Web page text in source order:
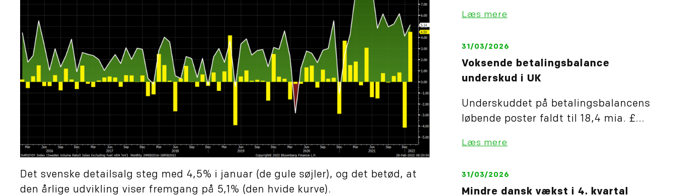
Det svenske detailsalg steg med 4,5% i januar (de gule søjler), og det betød, at
den årlige udvikling viser fremgang på 5,1% (den hvide kurve).
Læs mere
31/03/2026
Voksende betalingsbalance
underskud i UK
Underskuddet på betalingsbalancens
løbende poster faldt til 18,4 mia. £...
Læs mere
31/03/2026
Mindre dansk vækst i 4. kvartal